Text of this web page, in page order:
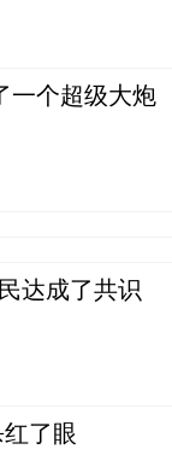
一个超级大炮
达成了共识
了眼